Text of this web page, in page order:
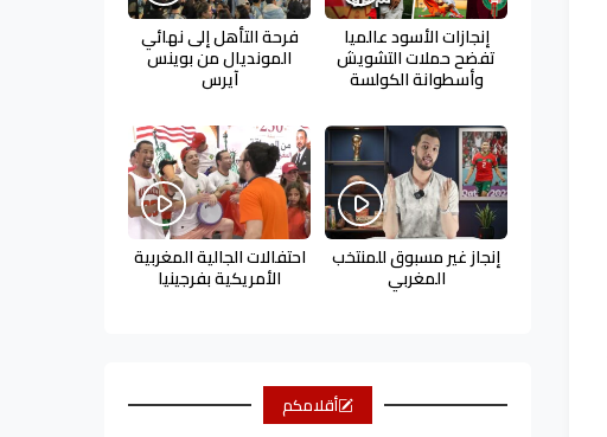
إنجازات الأسود عالميا
تفضح حملات التشويش
وأسطوانة الكولسة
فرحة التأهل إلى نهائي
المونديال من بوينس
آيرس
إنجاز غير مسبوق للمنتخب
المغربي
احتفالات الجالية المغربية
الأمريكية بفرجينيا
أقلامكم